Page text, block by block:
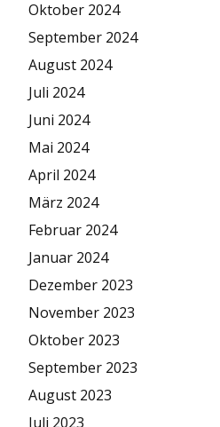
Oktober 2024
September 2024
August 2024
Juli 2024
Juni 2024
Mai 2024
April 2024
März 2024
Februar 2024
Januar 2024
Dezember 2023
November 2023
Oktober 2023
September 2023
August 2023
Juli 2023